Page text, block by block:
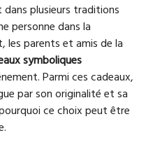
plusieurs traditions
personne dans la
les parents et amis de la
symboliques
Parmi ces cadeaux,
par son originalité et sa
ce choix peut être